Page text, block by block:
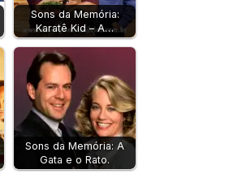
Sons da Memória:
Karatê Kid – A…
Sons da Memória: A
Gata e o Rato.